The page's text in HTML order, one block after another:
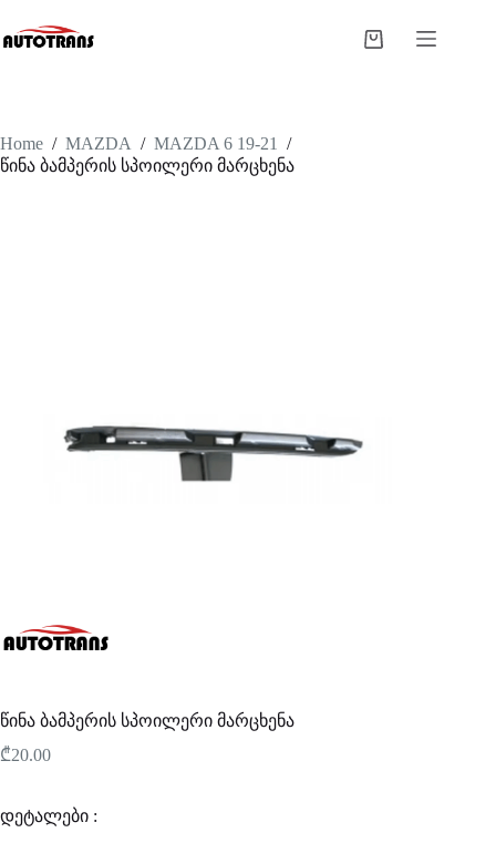
Home / MAZDA / MAZDA 6 19-21
/
წინა ბამპერის სპოილერი მარცხენა
წინა ბამპერის სპოილერი მარცხენა
₾20.00
დეტალები :